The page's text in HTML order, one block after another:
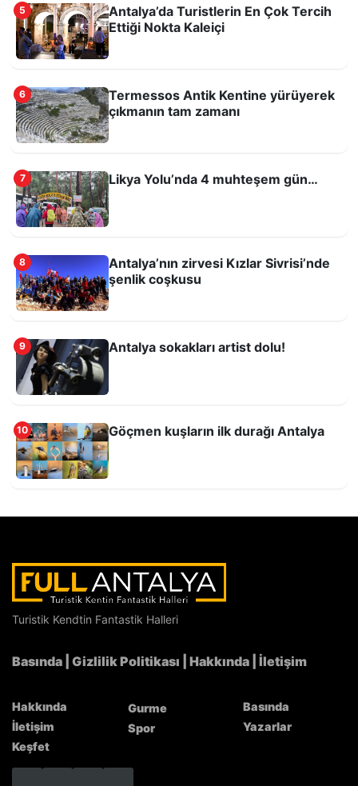
Bayramda Antalya’da Ne Yapmalı?
Antalya Oyuncak Müzesi’nde Azerbaycan
Melekli Cami
Antalya’nın zirvesi Kızlar Sivrisi’nde şenlik
5
Antalya’da Turistlerin En Çok Tercih
Ettiği Nokta Kaleiçi
6
Termessos Antik Kentine yürüyerek
çıkmanın tam zamanı
7 Likya Yolu’nda 4 muhteşem gün…
8
Antalya’nın zirvesi Kızlar Sivrisi’nde
şenlik coşkusu
9 Antalya sokakları artist dolu!
10 Göçmen kuşların ilk durağı Antalya
Turistik Kendtin Fantastik Halleri
Basında Gizlilik Politikası Hakkında İletişim
Hakkında
İletişim
Keşfet
Gurme
Spor
Basında
Yazarlar